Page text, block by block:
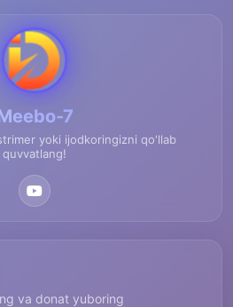
7
yoki ijodkoringizni qo'llab
quvvatlang!
va donat yuboring